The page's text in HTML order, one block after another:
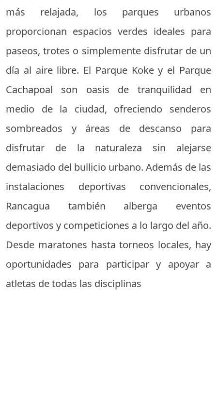
más relajada, los parques urbanos
proporcionan espacios verdes ideales para
paseos, trotes o simplemente disfrutar de un
día al aire libre. El Parque Koke y el Parque
Cachapoal son oasis de tranquilidad en
medio de la ciudad, ofreciendo senderos
sombreados y áreas de descanso para
disfrutar de la naturaleza sin alejarse
demasiado del bullicio urbano. Además de las
instalaciones deportivas convencionales,
Rancagua también alberga eventos
deportivos y competiciones a lo largo del año.
Desde maratones hasta torneos locales, hay
oportunidades para participar y apoyar a
atletas de todas las disciplinas